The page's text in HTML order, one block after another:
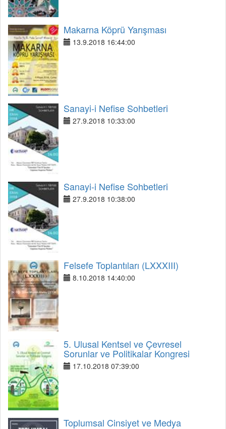
Makarna Köprü Yarışması
13.9.2018 16:44:00
Sanayi-i Nefise Sohbetleri
27.9.2018 10:33:00
Sanayi-i Nefise Sohbetleri
27.9.2018 10:38:00
Felsefe Toplantıları (LXXXIII)
8.10.2018 14:40:00
5. Ulusal Kentsel ve Çevresel
Sorunlar ve Politikalar Kongresi
17.10.2018 07:39:00
Toplumsal Cinsiyet ve Medya